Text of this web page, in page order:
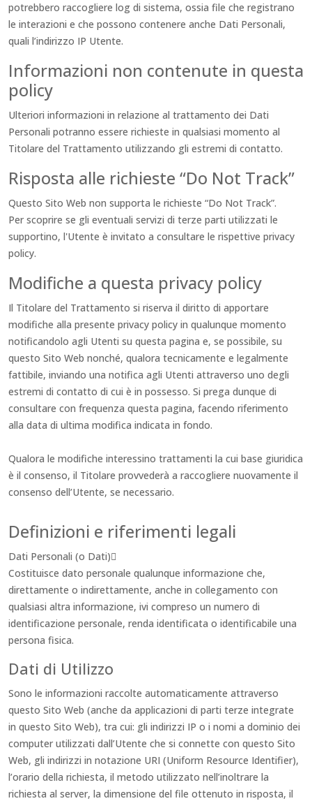
potrebbero raccogliere log di sistema, ossia file che registrano
le interazioni e che possono contenere anche Dati Personali,
quali l’indirizzo IP Utente.
Informazioni non contenute in questa
policy
Ulteriori informazioni in relazione al trattamento dei Dati
Personali potranno essere richieste in qualsiasi momento al
Titolare del Trattamento utilizzando gli estremi di contatto.
Risposta alle richieste “Do Not Track”
Questo Sito Web non supporta le richieste “Do Not Track”.
Per scoprire se gli eventuali servizi di terze parti utilizzati le
supportino, l'Utente è invitato a consultare le rispettive privacy
policy.
Modifiche a questa privacy policy
Il Titolare del Trattamento si riserva il diritto di apportare
modifiche alla presente privacy policy in qualunque momento
notificandolo agli Utenti su questa pagina e, se possibile, su
questo Sito Web nonché, qualora tecnicamente e legalmente
fattibile, inviando una notifica agli Utenti attraverso uno degli
estremi di contatto di cui è in possesso. Si prega dunque di
consultare con frequenza questa pagina, facendo riferimento
alla data di ultima modifica indicata in fondo.
Qualora le modifiche interessino trattamenti la cui base giuridica
è il consenso, il Titolare provvederà a raccogliere nuovamente il
consenso dell’Utente, se necessario.
Definizioni e riferimenti legali
Dati Personali (o Dati)
Costituisce dato personale qualunque informazione che,
direttamente o indirettamente, anche in collegamento con
qualsiasi altra informazione, ivi compreso un numero di
identificazione personale, renda identificata o identificabile una
persona fisica.
Dati di Utilizzo
Sono le informazioni raccolte automaticamente attraverso
questo Sito Web (anche da applicazioni di parti terze integrate
in questo Sito Web), tra cui: gli indirizzi IP o i nomi a dominio dei
computer utilizzati dall’Utente che si connette con questo Sito
Web, gli indirizzi in notazione URI (Uniform Resource Identifier),
l’orario della richiesta, il metodo utilizzato nell’inoltrare la
richiesta al server, la dimensione del file ottenuto in risposta, il